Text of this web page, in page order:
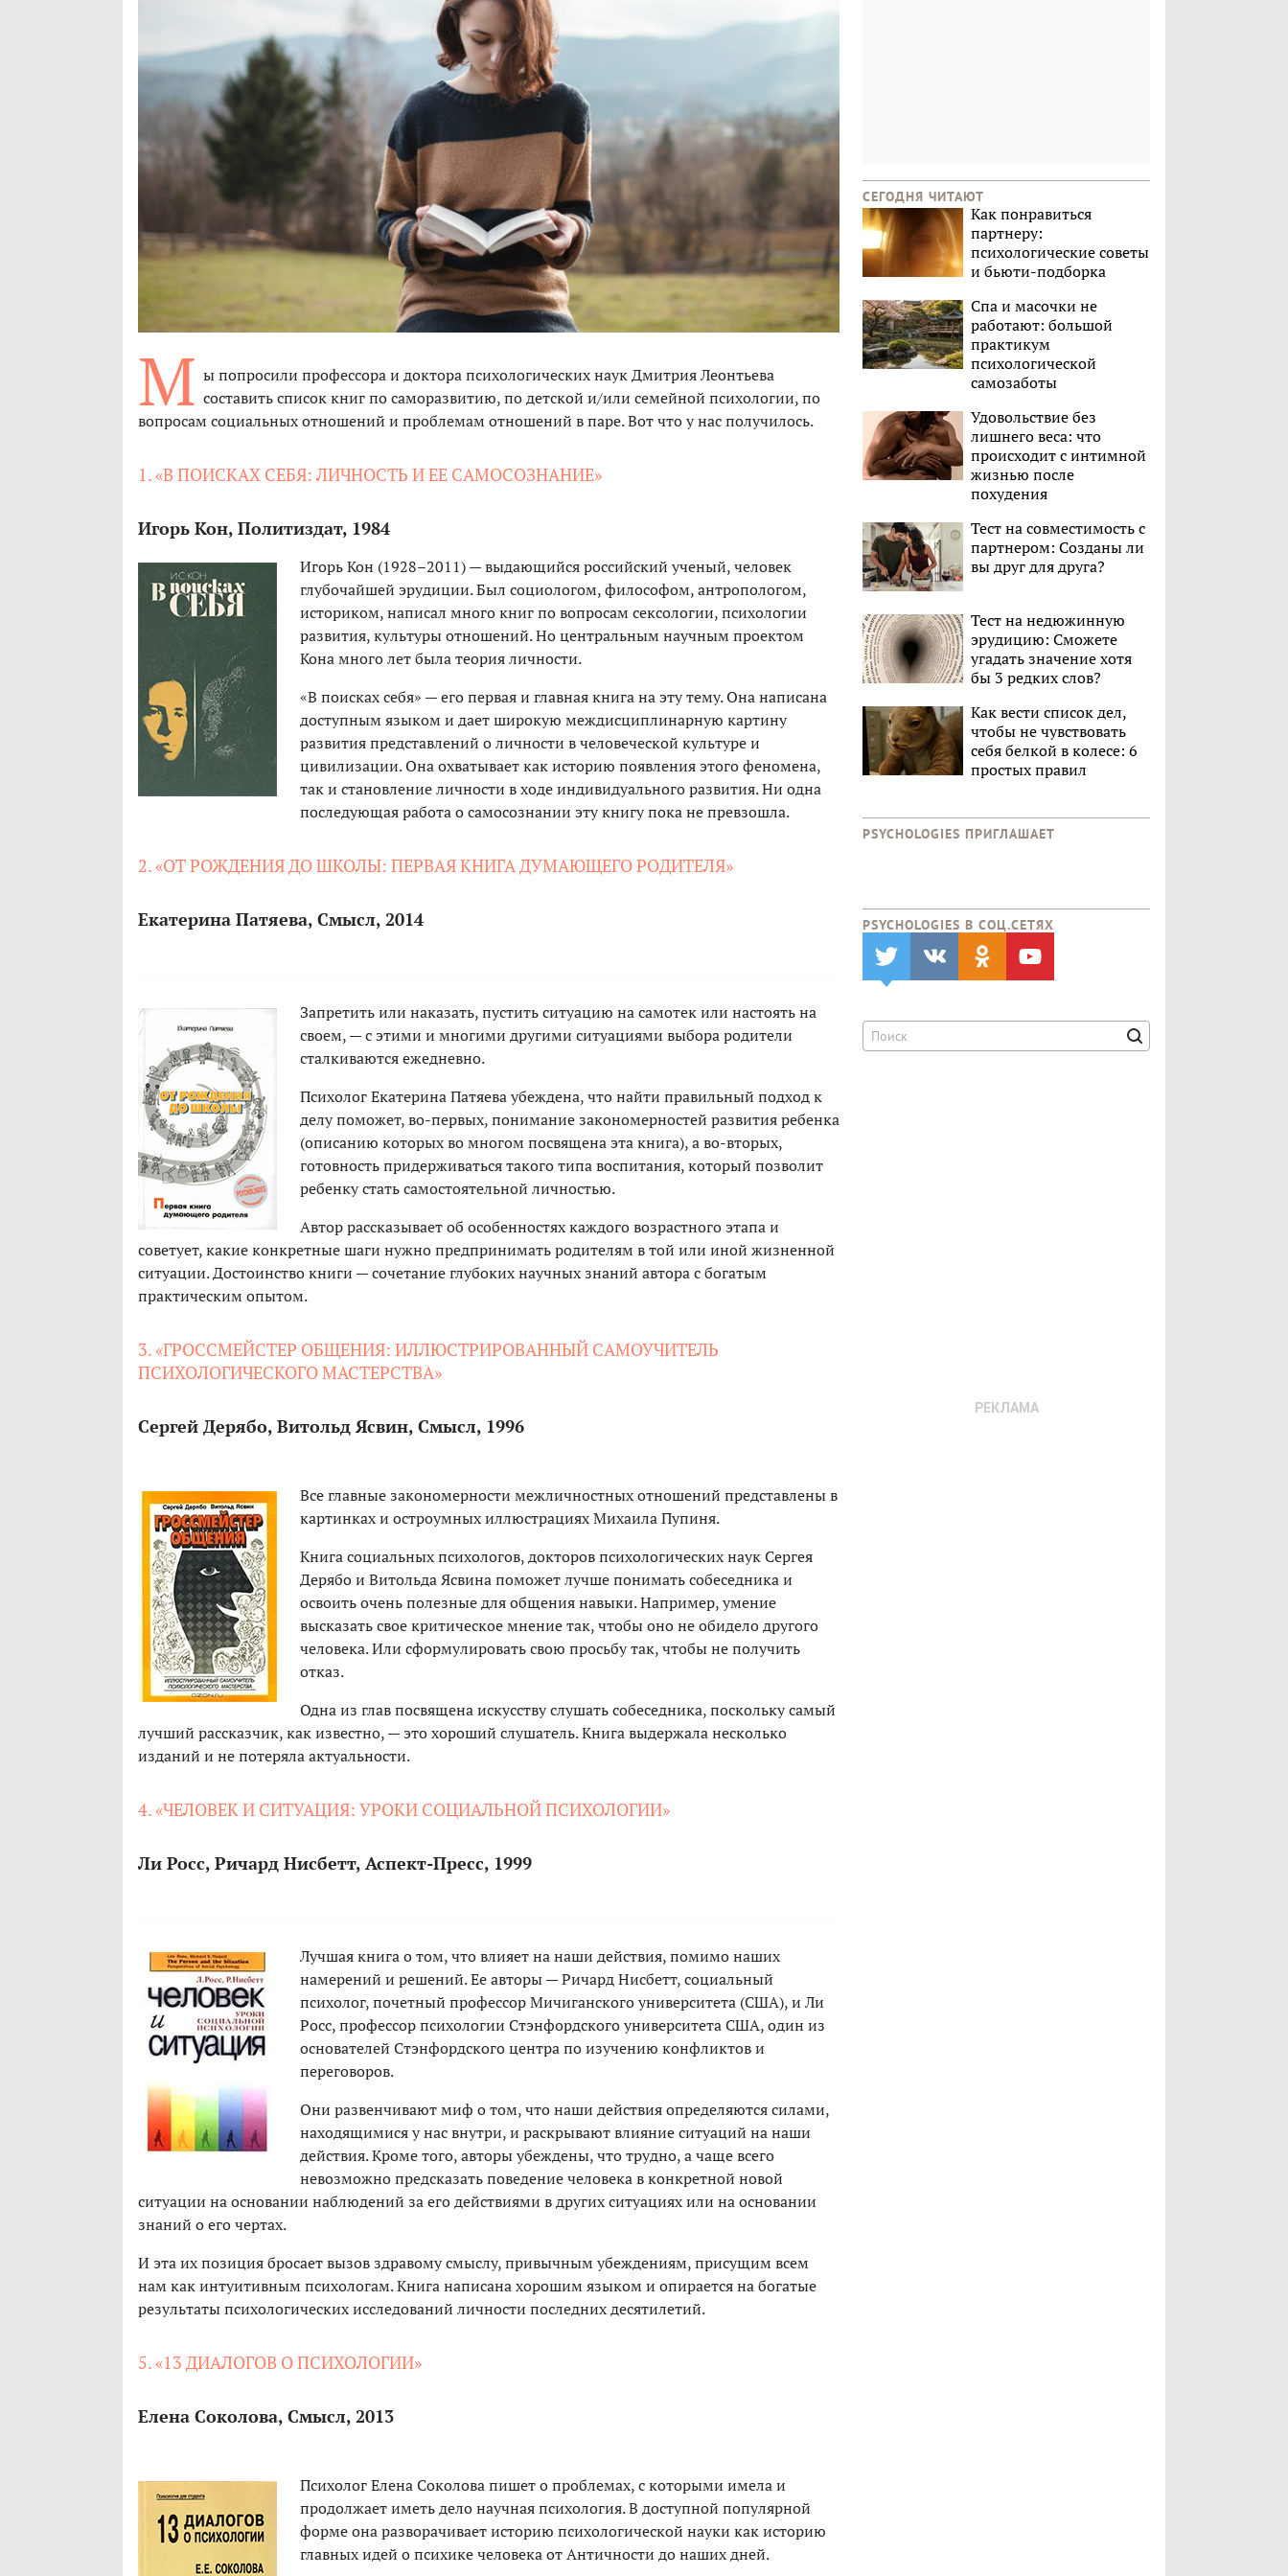
М ы попросили профессора и доктора психологических наук Дмитрия Леонтьева
составить список книг по саморазвитию, по детской и/или семейной психологии, по
вопросам социальных отношений и проблемам отношений в паре. Вот что у нас получилось.
1. «В ПОИСКАХ СЕБЯ: ЛИЧНОСТЬ И ЕЕ САМОСОЗНАНИЕ»
Игорь Кон, Политиздат, 1984
Игорь Кон (1928–2011) — выдающийся российский ученый, человек
глубочайшей эрудиции. Был социологом, философом, антропологом,
историком, написал много книг по вопросам сексологии, психологии
развития, культуры отношений. Но центральным научным проектом
Кона много лет была теория личности.
«В поисках себя» — его первая и главная книга на эту тему. Она написана
доступным языком и дает широкую междисциплинарную картину
развития представлений о личности в человеческой культуре и
цивилизации. Она охватывает как историю появления этого феномена,
так и становление личности в ходе индивидуального развития. Ни одна
последующая работа о самосознании эту книгу пока не превзошла.
2. «ОТ РОЖДЕНИЯ ДО ШКОЛЫ: ПЕРВАЯ КНИГА ДУМАЮЩЕГО РОДИТЕЛЯ»
Екатерина Патяева, Смысл, 2014
Запретить или наказать, пустить ситуацию на самотек или настоять на
своем, — с этими и многими другими ситуациями выбора родители
сталкиваются ежедневно.
Психолог Екатерина Патяева убеждена, что найти правильный подход к
делу поможет, во-первых, понимание закономерностей развития ребенка
(описанию которых во многом посвящена эта книга), а во-вторых,
готовность придерживаться такого типа воспитания, который позволит
ребенку стать самостоятельной личностью.
Автор рассказывает об особенностях каждого возрастного этапа и
советует, какие конкретные шаги нужно предпринимать родителям в той или иной жизненной
ситуации. Достоинство книги — сочетание глубоких научных знаний автора с богатым
практическим опытом.
3. «ГРОССМЕЙСТЕР ОБЩЕНИЯ: ИЛЛЮСТРИРОВАННЫЙ САМОУЧИТЕЛЬ
ПСИХОЛОГИЧЕСКОГО МАСТЕРСТВА»
Сергей Дерябо, Витольд Ясвин, Смысл, 1996
Все главные закономерности межличностных отношений представлены в
картинках и остроумных иллюстрациях Михаила Пупиня.
Книга социальных психологов, докторов психологических наук Сергея
Дерябо и Витольда Ясвина поможет лучше понимать собеседника и
освоить очень полезные для общения навыки. Например, умение
высказать свое критическое мнение так, чтобы оно не обидело другого
человека. Или сформулировать свою просьбу так, чтобы не получить
отказ.
Одна из глав посвящена искусству слушать собеседника, поскольку самый
лучший рассказчик, как известно, — это хороший слушатель. Книга выдержала несколько
изданий и не потеряла актуальности.
4. «ЧЕЛОВЕК И СИТУАЦИЯ: УРОКИ СОЦИАЛЬНОЙ ПСИХОЛОГИИ»
Ли Росс, Ричард Нисбетт, Аспект-Пресс, 1999
Лучшая книга о том, что влияет на наши действия, помимо наших
намерений и решений. Ее авторы — Ричард Нисбетт, социальный
психолог, почетный профессор Мичиганского университета (США), и Ли
Росс, профессор психологии Стэнфордского университета США, один из
основателей Стэнфордского центра по изучению конфликтов и
переговоров.
Они развенчивают миф о том, что наши действия определяются силами,
находящимися у нас внутри, и раскрывают влияние ситуаций на наши
действия. Кроме того, авторы убеждены, что трудно, а чаще всего
невозможно предсказать поведение человека в конкретной новой
ситуации на основании наблюдений за его действиями в других ситуациях или на основании
знаний о его чертах.
И эта их позиция бросает вызов здравому смыслу, привычным убеждениям, присущим всем
нам как интуитивным психологам. Книга написана хорошим языком и опирается на богатые
результаты психологических исследований личности последних десятилетий.
5. «13 ДИАЛОГОВ О ПСИХОЛОГИИ»
Елена Соколова, Смысл, 2013
Психолог Елена Соколова пишет о проблемах, с которыми имела и
продолжает иметь дело научная психология. В доступной популярной
форме она разворачивает историю психологической науки как историю
главных идей о психике человека от Античности до наших дней.
СЕГОДНЯ ЧИТАЮТ
Как понравиться
партнеру:
психологические советы
и бьюти-подборка
Спа и масочки не
работают: большой
практикум
психологической
самозаботы
Удовольствие без
лишнего веса: что
происходит с интимной
жизнью после
похудения
Тест на совместимость с
партнером: Созданы ли
вы друг для друга?
Тест на недюжинную
эрудицию: Сможете
угадать значение хотя
бы 3 редких слов?
Как вести список дел,
чтобы не чувствовать
себя белкой в колесе: 6
простых правил
PSYCHOLOGIES ПРИГЛАШАЕТ
PSYCHOLOGIES В CОЦ.СЕТЯХ